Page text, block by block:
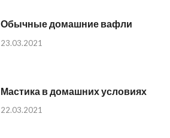
Обычные домашние вафли
23.03.2021
Мастика в домашних условиях
22.03.2021